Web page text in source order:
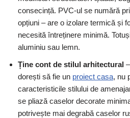
consecință. PVC-ul se numără
opțiuni – are o izolare termică și
necesită întreținere minimă.
aluminiu sau lemn.
Ține cont de stilul arhitectural
dorești să fie un proiect casa, nu
caracteristicile stilului de
se pliază caselor decorate
potrivește mai degrabă caselor